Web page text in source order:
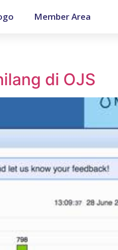
Member Area
di OJS